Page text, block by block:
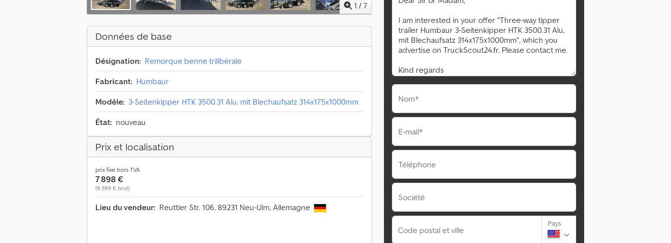
1 / 7
Données de base
Désignation: Remorque benne trilibérale
Fabricant: Humbaur
Modèle: 3-Seitenkipper HTK 3500.31 Alu, mit Blechaufsatz 314x175x1000mm
État: nouveau
Prix et localisation
prix fixe hors TVA
7 898 €
(9 399 € brut)
Lieu du vendeur: Reuttier Str. 106, 89231 Neu-Ulm, Allemagne
Nom*
E-mail*
Téléphone
Société
Code postal et ville
Pays